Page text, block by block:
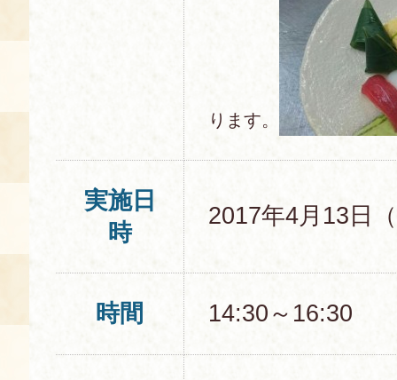
使用料・お支払い方法
展示見学
講演会付き料理教室
あじわい館弁当
ります。
実施日
時
2017年4月13日
時間 14:30～16:30